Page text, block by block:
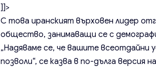
]]>
С това иранският върховен лидер
общество, занимаващи се с
„Надяваме се, че вашите
позволи“, се казва в по-дълга